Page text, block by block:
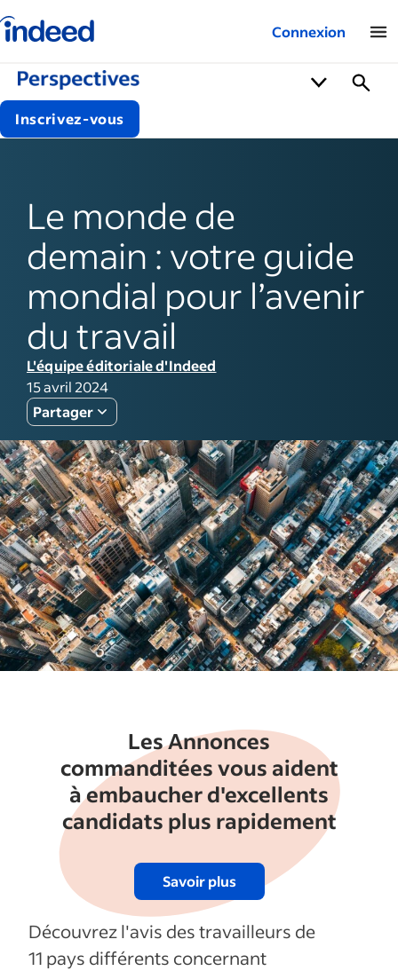
Indeed – Entreprises Connexion
Inscrivez-vous
Le monde de
demain : votre guide
mondial pour l’avenir
du travail
L'équipe éditoriale d'Indeed
15 avril 2024
Partager
Les Annonces
commanditées vous aident
à embaucher d'excellents
candidats plus rapidement
Savoir plus
Découvrez l'avis des travailleurs de
11 pays différents concernant